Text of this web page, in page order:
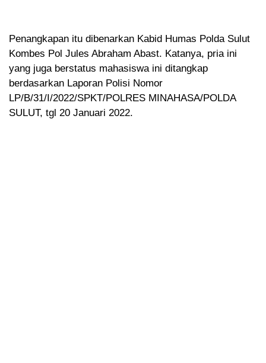
Penangkapan itu dibenarkan Kabid Humas Polda Sulut
Kombes Pol Jules Abraham Abast. Katanya, pria ini
yang juga berstatus mahasiswa ini ditangkap
berdasarkan Laporan Polisi Nomor
LP/B/31/I/2022/SPKT/POLRES MINAHASA/POLDA
SULUT, tgl 20 Januari 2022.